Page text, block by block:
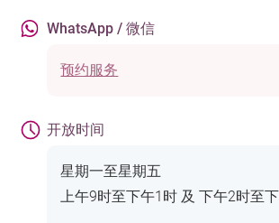
WhatsApp / 微信
预约服务
开放时间
星期一至星期五
上午9时至下午1时 及 下午2时至